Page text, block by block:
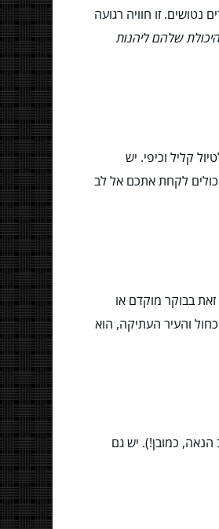
נטושים. זו חוויה רגועה
שלהם ליהנות
קליל וכיפי. יש
לקחת אתכם אל לב
בבוקר מוקדם או
והעיר העתיקה, הוא
כמובן!). יש גם